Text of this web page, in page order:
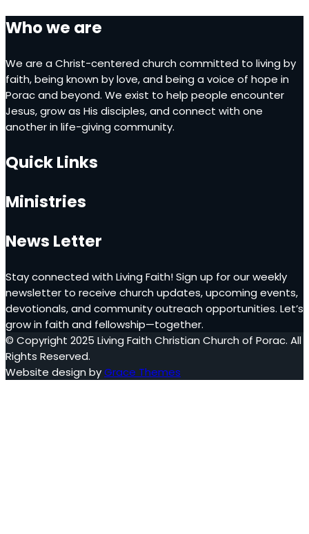
Who we are
We are a Christ-centered church committed to living by
faith, being known by love, and being a voice of hope in
Porac and beyond. We exist to help people encounter
Jesus, grow as His disciples, and connect with one
another in life-giving community.
Quick Links
Ministries
News Letter
Stay connected with Living Faith! Sign up for our weekly
newsletter to receive church updates, upcoming events,
devotionals, and community outreach opportunities. Let’s
grow in faith and fellowship—together.
© Copyright 2025 Living Faith Christian Church of Porac. All
Rights Reserved.
Website design byGrace Themes